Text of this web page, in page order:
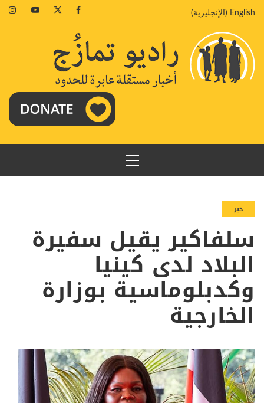
إلىEnglish
( الإنجليزية)
Facebook
Twitter
Youtube
القائمة
الرئيسية
خبر
سلفاكير يقيل سفيرة
البلاد لدى كينيا
وكدبلوماسية بوزارة
الخارجية